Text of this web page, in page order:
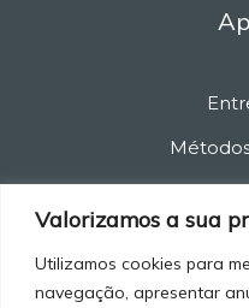
Valorizamos a sua
Utilizamos cookies para
navegação, apresentar
Política